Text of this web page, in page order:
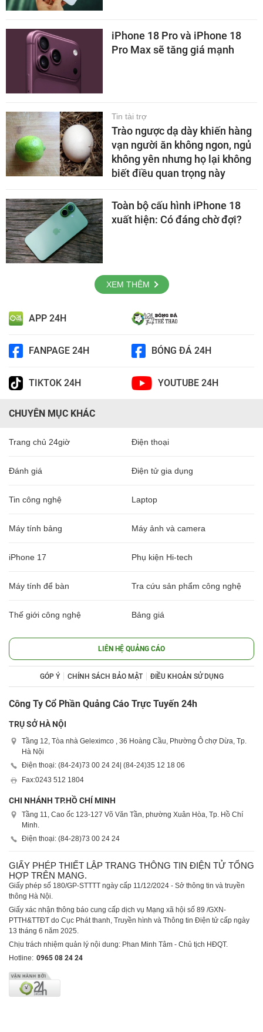
iPhone 18 Pro và iPhone 18
Pro Max sẽ tăng giá mạnh
Tin tài trợ
Trào ngược dạ dày khiến hàng
vạn người ăn không ngon, ngủ
không yên nhưng họ lại không
biết điều quan trọng này
Toàn bộ cấu hình iPhone 18
xuất hiện: Có đáng chờ đợi?
XEM THÊM
APP 24H
FANPAGE 24H BÓNG ĐÁ 24H
TIKTOK 24H YOUTUBE 24H
CHUYÊN MỤC KHÁC
Trang chủ 24giờ Điện thoại
Đánh giá Điện tử gia dụng
Tin công nghệ Laptop
Máy tính bảng Máy ảnh và camera
iPhone 17 Phụ kiện Hi-tech
Máy tính để bàn Tra cứu sản phẩm công nghệ
Thế giới công nghệ Bảng giá
LIÊN HỆ QUẢNG CÁO
GÓP Ý CHÍNH SÁCH BẢO MẬT ĐIỀU KHOẢN SỬ DỤNG
Công Ty Cổ Phần Quảng Cáo Trực Tuyến 24h
TRỤ SỞ HÀ NỘI
Tầng 12, Tòa nhà Geleximco , 36 Hoàng Cầu, Phường Ô chợ Dừa, Tp.
Hà Nội
Điện thoại: (84-24)73 00 24 24| (84-24)35 12 18 06
Fax:0243 512 1804
CHI NHÁNH TP.HỒ CHÍ MINH
Tầng 11, Cao ốc 123-127 Võ Văn Tần, phường Xuân Hòa, Tp. Hồ Chí
Minh.
Điện thoại: (84-28)73 00 24 24
GIẤY PHÉP THIẾT LẬP TRANG THÔNG TIN ĐIỆN TỬ TỔNG
HỢP TRÊN MẠNG.
Giấy phép số 180/GP-STTTT ngày cấp 11/12/2024 - Sở thông tin và truyền
thông Hà Nội.
Giấy xác nhận thông báo cung cấp dịch vụ Mạng xã hội số 89 /GXN-
PTTH&TTĐT do Cục Phát thanh, Truyền hình và Thông tin Điện tử cấp ngày
13 tháng 6 năm 2025.
Chịu trách nhiệm quản lý nội dung: Phan Minh Tâm - Chủ tịch HĐQT.
Hotline: 0965 08 24 24